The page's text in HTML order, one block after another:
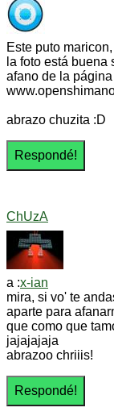
Este puto
la foto está
afano de la
abrazo chuzita :D
ChUzA
a :x-ian
mira, si vo' te
aparte para
que como que
jajajajaja
abrazoo chriiis!